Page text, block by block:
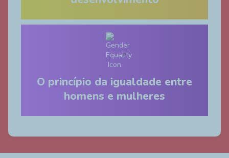
O princípio da igualdade entre
homens e mulheres